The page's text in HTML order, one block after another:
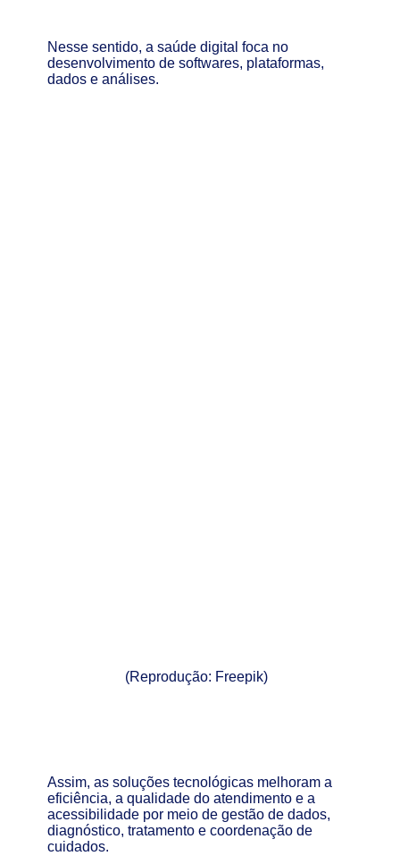
Nesse sentido, a saúde digital foca no
desenvolvimento de softwares, plataformas,
dados e análises.
(Reprodução: Freepik)
Assim, as soluções tecnológicas melhoram a
eficiência, a qualidade do atendimento e a
acessibilidade por meio de gestão de dados,
diagnóstico, tratamento e coordenação de
cuidados.